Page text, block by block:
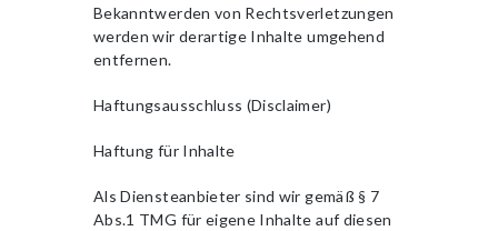
Bekanntwerden von Rechtsverletzungen
werden wir derartige Inhalte umgehend
entfernen.
Haftungsausschluss (Disclaimer)
Haftung für Inhalte
Als Diensteanbieter sind wir gemäß § 7
Abs.1 TMG für eigene Inhalte auf diesen